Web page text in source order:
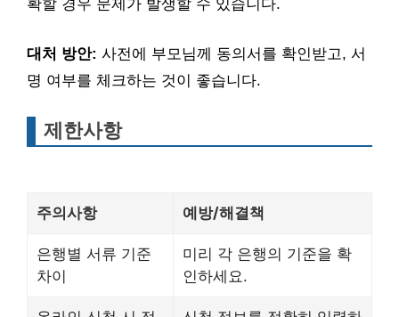
확할 경우 문제가 발생할 수 있습니다.
대처 방안: 사전에 부모님께 동의서를 확인받고, 서
명 여부를 체크하는 것이 좋습니다.
제한사항
주의사항 예방/해결책
은행별 서류 기준
차이
미리 각 은행의 기준을 확
인하세요.